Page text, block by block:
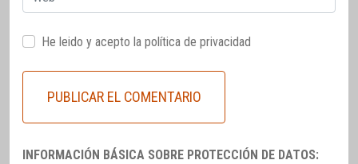
He leido y acepto la política de privacidad
INFORMACIÓN BÁSICA SOBRE PROTECCIÓN DE DATOS: